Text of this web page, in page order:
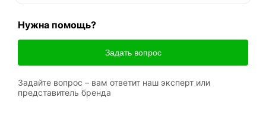
Нужна помощь?
Задать вопрос
Задайте вопрос – вам ответит наш эксперт или
представитель бренда